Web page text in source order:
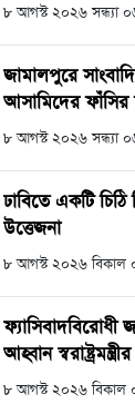
৮ আগস্ট ২০২৬ সন্ধ্যা
জামালপুরে
আসামিদের ফাঁসির
৮ আগস্ট ২০২৬ সন্ধ্যা
ঢাবিতে একটি চিঠি
উত্তেজনা
৮ আগস্ট ২০২৬ বিকাল
ফ্যাসিবাদবিরোধী
আহ্বান স্বরাষ্ট্রমন্ত্রীর
৮ আগস্ট ২০২৬ বিকাল